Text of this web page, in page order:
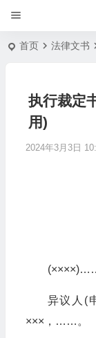
首页 法律文书
执行裁定
用)
2024年3月3日
异议人(
×××，……。